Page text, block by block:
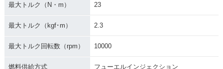
最大トルク（N・m） 23
最大トルク（kgf･m） 2.3
最大トルク回転数（rpm） 10000
燃料供給方式 フューエルインジェクション